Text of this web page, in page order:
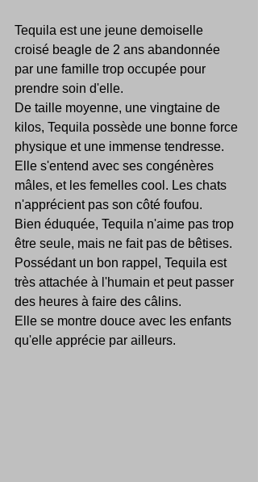
Tequila est une jeune demoiselle
croisé beagle de 2 ans abandonnée
par une famille trop occupée pour
prendre soin d'elle.
De taille moyenne, une vingtaine de
kilos, Tequila possède une bonne force
physique et une immense tendresse.
Elle s'entend avec ses congénères
mâles, et les femelles cool. Les chats
n'apprécient pas son côté foufou.
Bien éduquée, Tequila n'aime pas trop
être seule, mais ne fait pas de bêtises.
Possédant un bon rappel, Tequila est
très attachée à l'humain et peut passer
des heures à faire des câlins.
Elle se montre douce avec les enfants
qu'elle apprécie par ailleurs.